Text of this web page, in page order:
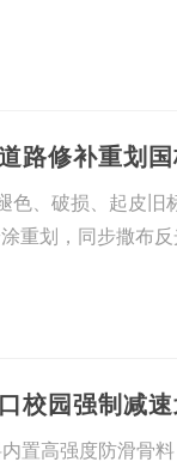
路修补重划
、破损、起皮
重划，同步撒布反
校园强制减
置高强度防滑骨